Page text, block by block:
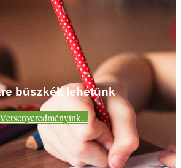
büszkék lehetünk